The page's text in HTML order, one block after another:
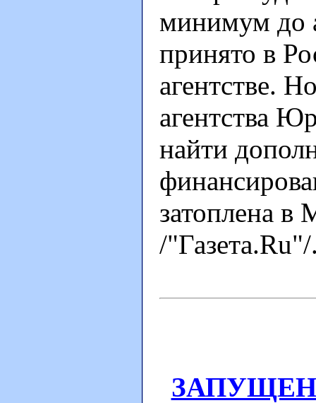
минимум до
принято в
агентстве.
агентства
найти
затоплена в
/